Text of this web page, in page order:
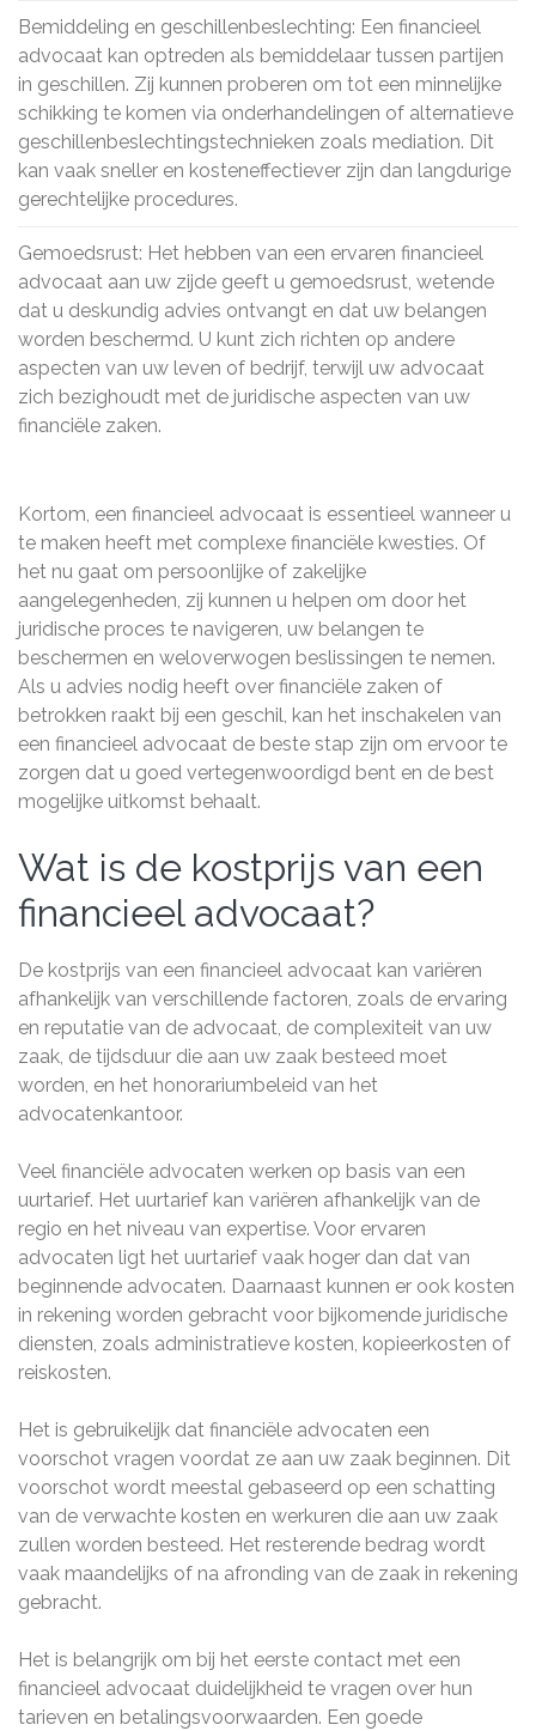
Bemiddeling en geschillenbeslechting: Een financieel
advocaat kan optreden als bemiddelaar tussen partijen
in geschillen. Zij kunnen proberen om tot een minnelijke
schikking te komen via onderhandelingen of alternatieve
geschillenbeslechtingstechnieken zoals mediation. Dit
kan vaak sneller en kosteneffectiever zijn dan langdurige
gerechtelijke procedures.
Gemoedsrust: Het hebben van een ervaren financieel
advocaat aan uw zijde geeft u gemoedsrust, wetende
dat u deskundig advies ontvangt en dat uw belangen
worden beschermd. U kunt zich richten op andere
aspecten van uw leven of bedrijf, terwijl uw advocaat
zich bezighoudt met de juridische aspecten van uw
financiële zaken.
Kortom, een financieel advocaat is essentieel wanneer u
te maken heeft met complexe financiële kwesties. Of
het nu gaat om persoonlijke of zakelijke
aangelegenheden, zij kunnen u helpen om door het
juridische proces te navigeren, uw belangen te
beschermen en weloverwogen beslissingen te nemen.
Als u advies nodig heeft over financiële zaken of
betrokken raakt bij een geschil, kan het inschakelen van
een financieel advocaat de beste stap zijn om ervoor te
zorgen dat u goed vertegenwoordigd bent en de best
mogelijke uitkomst behaalt.
Wat is de kostprijs van een
financieel advocaat?
De kostprijs van een financieel advocaat kan variëren
afhankelijk van verschillende factoren, zoals de ervaring
en reputatie van de advocaat, de complexiteit van uw
zaak, de tijdsduur die aan uw zaak besteed moet
worden, en het honorariumbeleid van het
advocatenkantoor.
Veel financiële advocaten werken op basis van een
uurtarief. Het uurtarief kan variëren afhankelijk van de
regio en het niveau van expertise. Voor ervaren
advocaten ligt het uurtarief vaak hoger dan dat van
beginnende advocaten. Daarnaast kunnen er ook kosten
in rekening worden gebracht voor bijkomende juridische
diensten, zoals administratieve kosten, kopieerkosten of
reiskosten.
Het is gebruikelijk dat financiële advocaten een
voorschot vragen voordat ze aan uw zaak beginnen. Dit
voorschot wordt meestal gebaseerd op een schatting
van de verwachte kosten en werkuren die aan uw zaak
zullen worden besteed. Het resterende bedrag wordt
vaak maandelijks of na afronding van de zaak in rekening
gebracht.
Het is belangrijk om bij het eerste contact met een
financieel advocaat duidelijkheid te vragen over hun
tarieven en betalingsvoorwaarden. Een goede